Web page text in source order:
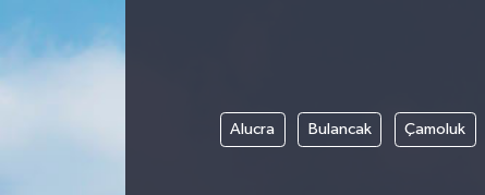
Alucra Bulancak Çamoluk